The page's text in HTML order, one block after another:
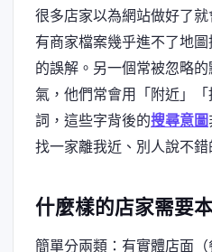
很多店家以為網站做好了
有商家檔案幾乎進不了地
的誤解。另一個常被忽略
氣，他們常會用「附近」
詞，這些字背後的搜尋意圖
找一家離我近、別人說不錯
什麼樣的店家需要
簡單分兩類：有實體店面